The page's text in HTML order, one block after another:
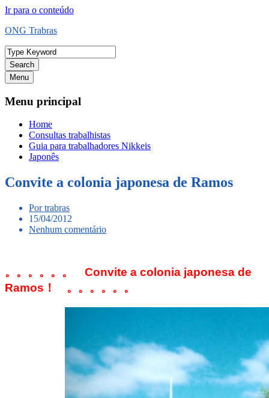
Ir para o conteúdo
ONG Trabras
Search
Menu
Menu principal
Home
Consultas trabalhistas
Guia para trabalhadores Nikkeis
Japonês
Convite a colonia japonesa de Ramos
Por trabras
15/04/2012
Nenhum comentário
。。。。。。 Convite a colonia japonesa de
Ramos！ 。。。。。。